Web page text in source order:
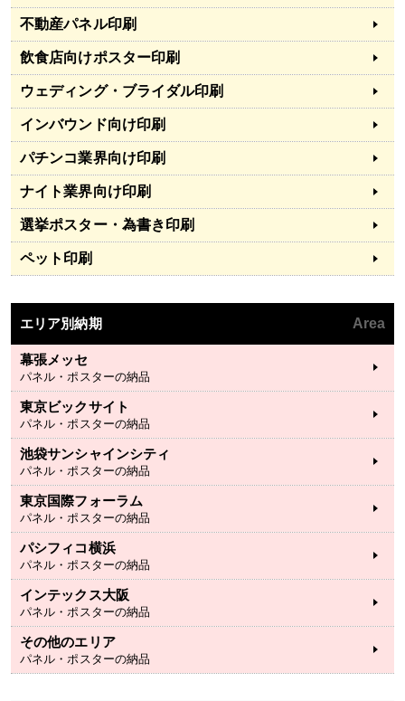
不動産パネル印刷
飲食店向けポスター印刷
ウェディング・ブライダル印刷
インバウンド向け印刷
パチンコ業界向け印刷
ナイト業界向け印刷
選挙ポスター・為書き印刷
ペット印刷
エリア別納期 Area
幕張メッセ
パネル・ポスターの納品
東京ビックサイト
パネル・ポスターの納品
池袋サンシャインシティ
パネル・ポスターの納品
東京国際フォーラム
パネル・ポスターの納品
パシフィコ横浜
パネル・ポスターの納品
インテックス大阪
パネル・ポスターの納品
その他のエリア
パネル・ポスターの納品